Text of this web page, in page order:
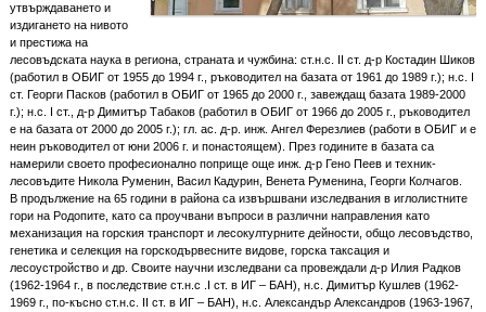
утвърждаването и
издигането на нивото
и престижа на
лесовъдската наука в региона, страната и чужбина: ст.н.с. II ст. д-р Костадин Шиков
(работил в ОБИГ от 1955 до 1994 г., ръководител на базата от 1961 до 1989 г.); н.с. I
ст. Георги Пасков (работил в ОБИГ от 1965 до 2000 г., завеждащ базата 1989-2000
г.); н.с. I ст., д-р Димитър Табаков (работил в ОБИГ от 1966 до 2005 г., ръководител
е на базата от 2000 до 2005 г.); гл. ас. д-р. инж. Ангел Ферезлиев (работи в ОБИГ и е
неин ръководител от юни 2006 г. и понастоящем). През годините в базата са
намерили своето професионално поприще още инж. д-р Гено Пеев и техник-
лесовъдите Никола Руменин, Васил Кадурин, Венета Руменина, Георги Колчагов.
В продължение на 65 години в района са извършвани изследвания в иглолистните
гори на Родопите, като са проучвани въпроси в различни направления като
механизация на горския транспорт и лесокултурните дейности, общо лесовъдство,
генетика и селекция на горскодървесните видове, горска таксация и
лесоустройство и др. Своите научни изследвани са провеждали д-р Илия Радков
(1962-1964 г., в последствие ст.н.с .I ст. в ИГ – БАН), н.с. Димитър Кушлев (1962-
1969 г., по-късно ст.н.с. II ст. в ИГ – БАН), н.с. Александър Александров (1963-1967,